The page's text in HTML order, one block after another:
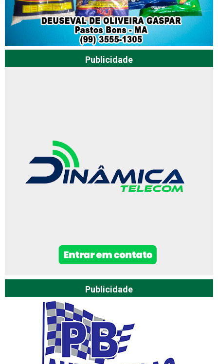
Publicidade
Publicidade